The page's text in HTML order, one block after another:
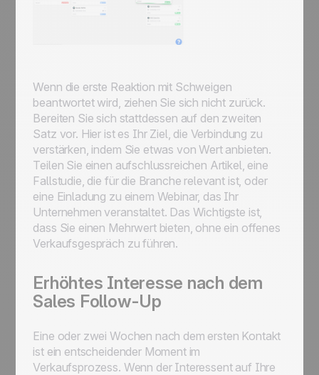
Wenn die erste Reaktion mit Schweigen
beantwortet wird, ziehen Sie sich nicht zurück.
Bereiten Sie sich stattdessen auf den zweiten
Satz vor. Hier ist es Ihr Ziel, die Verbindung zu
verstärken, indem Sie etwas von Wert anbieten.
Teilen Sie einen aufschlussreichen Artikel, eine
Fallstudie, die für die Branche relevant ist, oder
eine Einladung zu einem Webinar, das Ihr
Unternehmen veranstaltet. Das Wichtigste ist,
dass Sie einen Mehrwert bieten, ohne ein offenes
Verkaufsgespräch zu führen.
Erhöhtes Interesse nach dem
Sales Follow-Up
Eine oder zwei Wochen nach dem ersten Kontakt
ist ein entscheidender Moment im
Verkaufsprozess. Wenn der Interessent auf Ihre